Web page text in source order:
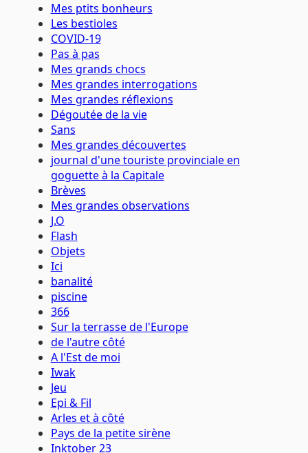
Mes ptits bonheurs
Les bestioles
COVID-19
Pas à pas
Mes grands chocs
Mes grandes interrogations
Mes grandes réflexions
Dégoutée de la vie
Sans
Mes grandes découvertes
journal d'une touriste provinciale en
goguette à la Capitale
Brèves
Mes grandes observations
J.O
Flash
Objets
Ici
banalité
piscine
366
Sur la terrasse de l'Europe
de l'autre côté
A l'Est de moi
Iwak
Jeu
Epi & Fil
Arles et à côté
Pays de la petite sirène
Inktober 23